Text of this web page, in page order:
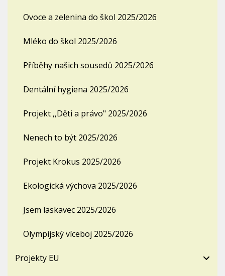
Ovoce a zelenina do škol 2025/2026
Mléko do škol 2025/2026
Příběhy našich sousedů 2025/2026
Dentální hygiena 2025/2026
Projekt ,,Děti a právo" 2025/2026
Nenech to být 2025/2026
Projekt Krokus 2025/2026
Ekologická výchova 2025/2026
Jsem laskavec 2025/2026
Olympijský víceboj 2025/2026
Projekty EU